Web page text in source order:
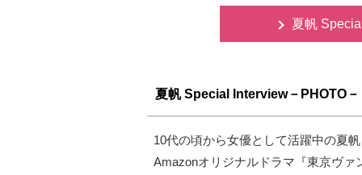
夏帆
夏帆 Special Interview－PHOTO－
10代の頃から女優として活躍中の夏
Amazonオリジナルドラマ『東京ヴ